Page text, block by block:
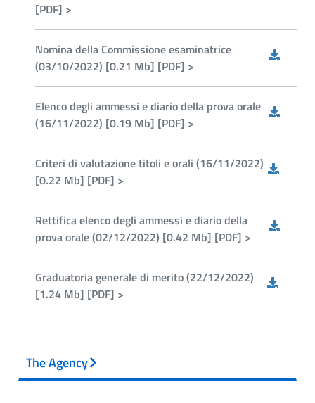
[PDF] >
Nomina della Commissione esaminatrice
(03/10/2022) [0.21 Mb] [PDF] >
Elenco degli ammessi e diario della prova orale
(16/11/2022) [0.19 Mb] [PDF] >
Criteri di valutazione titoli e orali (16/11/2022)
[0.22 Mb] [PDF] >
Rettifica elenco degli ammessi e diario della
prova orale (02/12/2022) [0.42 Mb] [PDF] >
Graduatoria generale di merito (22/12/2022)
[1.24 Mb] [PDF] >
The Agency